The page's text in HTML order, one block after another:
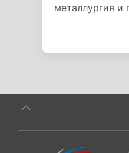
металлургия и